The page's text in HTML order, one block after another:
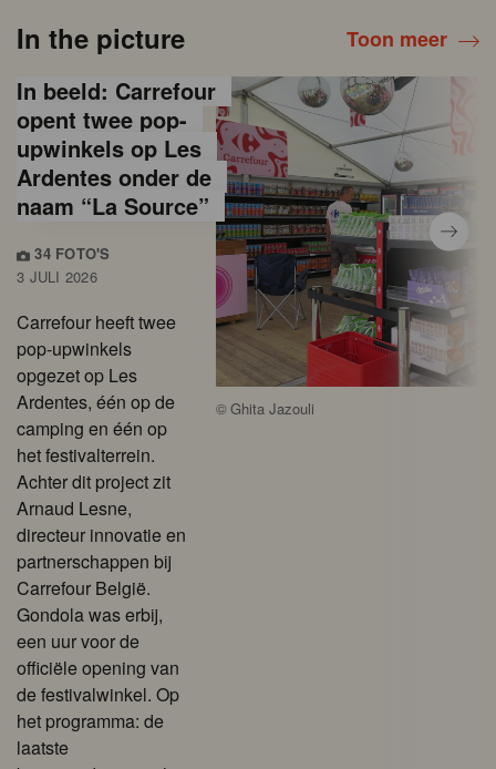
In the picture Toon meer
In beeld: Carrefour
opent twee pop-
upwinkels op Les
Ardentes onder de
naam “La Source”
34 FOTO'S
3 JULI 2026
Carrefour heeft twee
pop-upwinkels
opgezet op Les
Ardentes, één op de
camping en één op
het festivalterrein.
Achter dit project zit
Arnaud Lesne,
directeur innovatie en
partnerschappen bij
Carrefour België.
Gondola was erbij,
een uur voor de
officiële opening van
de festivalwinkel. Op
het programma: de
laatste
©Ghita Jazouli